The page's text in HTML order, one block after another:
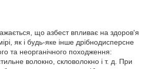
що азбест впливає на здоров'я
як і будь-яке інше дрібнодисперсне
та неорганічного походження:
волокно, скловолокно і т. д. При